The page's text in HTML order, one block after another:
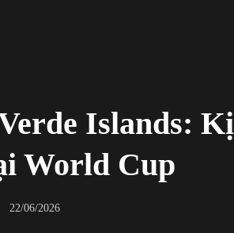
Islands:
World Cup
22/06/2026